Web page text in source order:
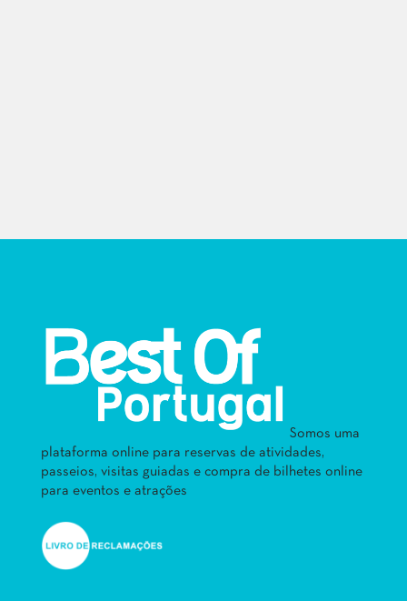
Somos uma
plataforma online para reservas de atividades,
passeios, visitas guiadas e compra de bilhetes online
para eventos e atrações